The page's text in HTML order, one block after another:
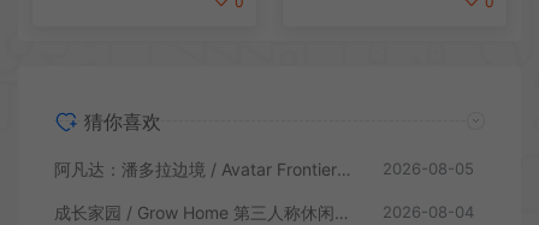
猜你喜欢
阿凡达：潘多拉边境 / Avatar Frontiers of Pandora 开放世界冒险游戏 2026-08-05
成长家园 / Grow Home 第三人称休闲动作游戏 2026-08-04